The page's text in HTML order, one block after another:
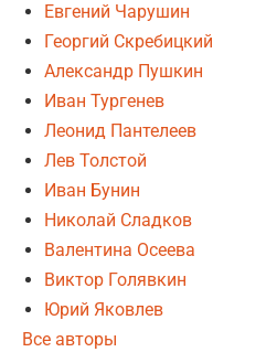
Евгений Чарушин
Георгий Скребицкий
Александр Пушкин
Иван Тургенев
Леонид Пантелеев
Лев Толстой
Иван Бунин
Николай Сладков
Валентина Осеева
Виктор Голявкин
Юрий Яковлев
Все авторы